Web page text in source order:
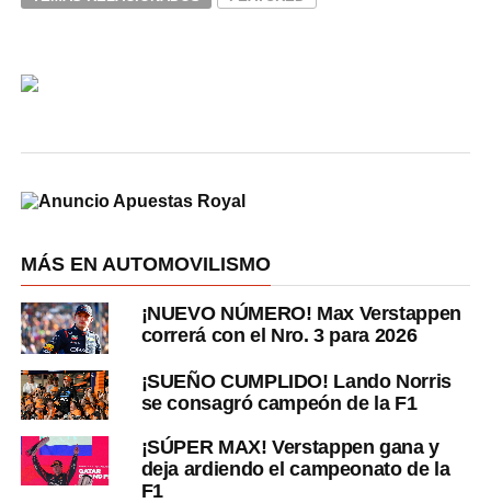
MÁS EN AUTOMOVILISMO
¡NUEVO NÚMERO! Max Verstappen
correrá con el Nro. 3 para 2026
¡SUEÑO CUMPLIDO! Lando Norris
se consagró campeón de la F1
¡SÚPER MAX! Verstappen gana y
deja ardiendo el campeonato de la
F1